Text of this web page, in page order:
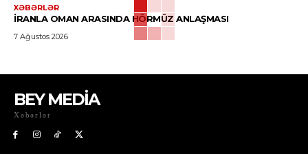
XƏBƏRLƏR
İRANLA OMAN ARASINDA HÖRMÜZ ANLAŞMASI
7 Ağustos 2026
BEY MEDİA
Xəbərlər